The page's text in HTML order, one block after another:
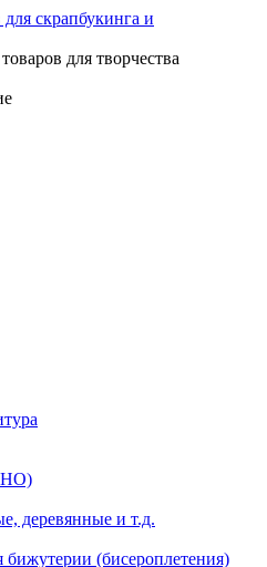
для творчества
деревянные и т.д.
(бисероплетения)